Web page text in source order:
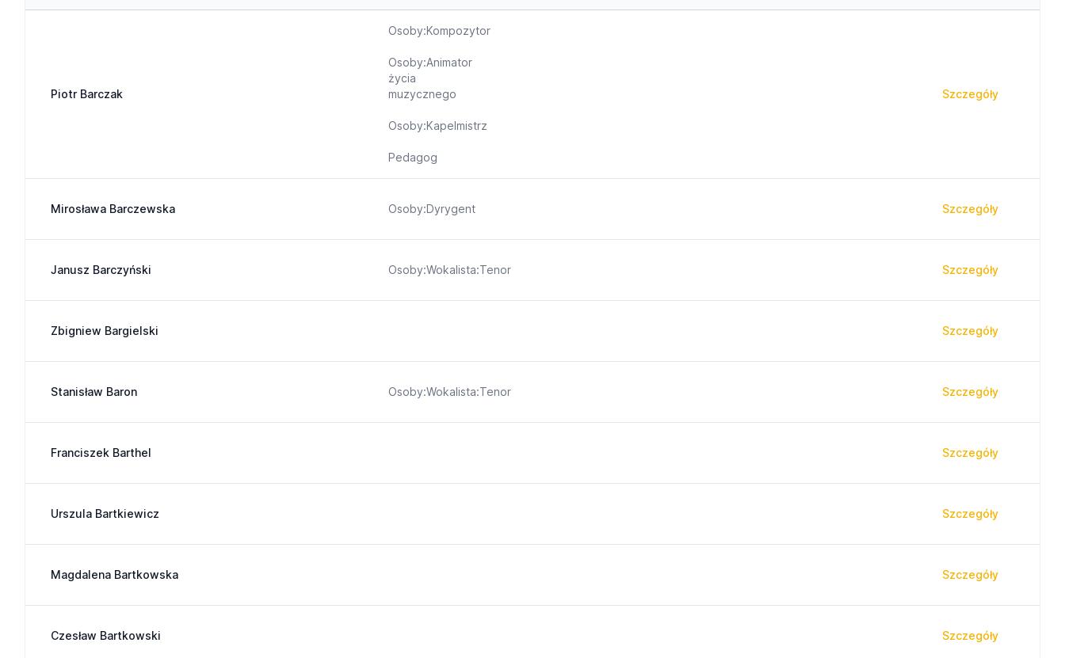
Piotr Barczak
Osoby:Kompozytor
Osoby:Animator
życia
muzycznego
Osoby:Kapelmistrz
Pedagog
Szczegóły
Mirosława Barczewska Osoby:Dyrygent Szczegóły
Janusz Barczyński Osoby:Wokalista:Tenor Szczegóły
Zbigniew Bargielski Szczegóły
Stanisław Baron Osoby:Wokalista:Tenor Szczegóły
Franciszek Barthel Szczegóły
Urszula Bartkiewicz Szczegóły
Magdalena Bartkowska Szczegóły
Czesław Bartkowski Szczegóły